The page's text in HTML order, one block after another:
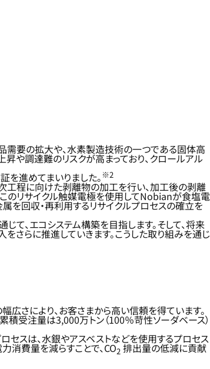
需要の拡大や、水素製造技術の一つである固体高
や調達難のリスクが高まっており、クロールアル
を進めてまいりました。 ※2
工程に向けた剥離物の加工を行い、加工後の剥離
このリサイクル触媒電極を使用してNobianが食塩電
を回収・再利用するリサイクルプロセスの確立を
て、エコシステム構築を目指します。そして、将来
さらに推進していきます。こうした取り組みを通じ
さにより、お客さまから高い信頼を得ています。
積受注量は3,000万トン（100％苛性ソーダベース）
セスは、水銀やアスベストなどを使用するプロセス
消費量を減らすことで、CO2 排出量の低減に貢献